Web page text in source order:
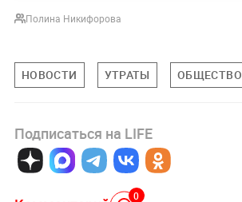
Полина Никифорова
НОВОСТИ УТРАТЫ ОБЩЕСТВО
Подписаться на LIFE
0